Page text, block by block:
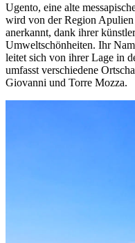
Ugento, eine alte
wird von der Region
anerkannt, dank ihrer
Umweltschönheiten. Ihr
leitet sich von ihrer Lage in
umfasst verschiedene
Giovanni und Torre Mozza.